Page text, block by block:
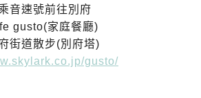
音速號前往別府
gusto(家庭餐廳)
街道散步(別府塔)
gusto/